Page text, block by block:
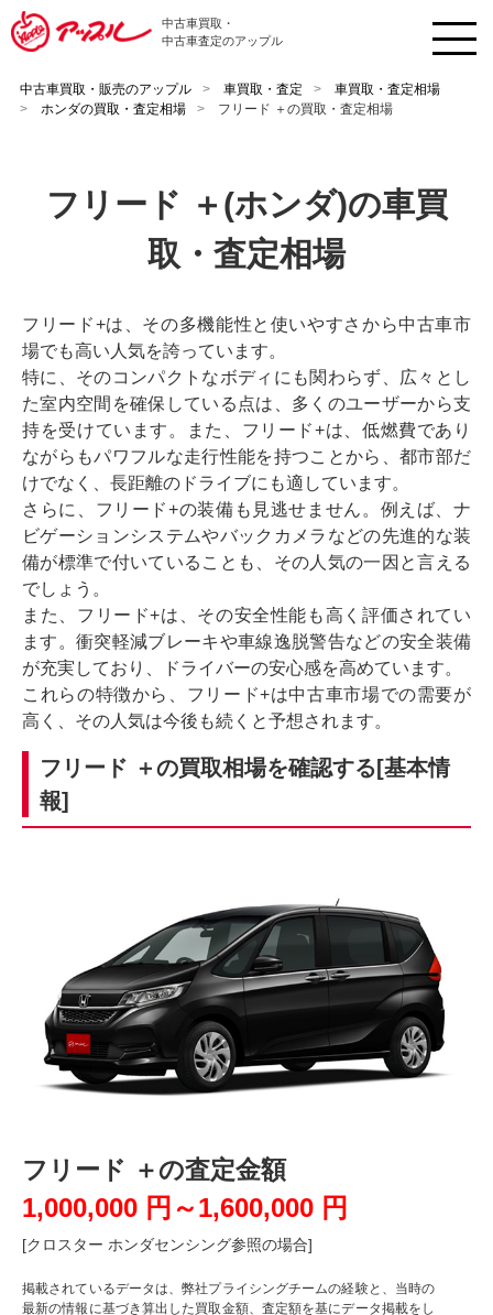
中古車買取・
中古車査定のアップル
中古車買取・販売のアップル 車買取・査定
車買取・査定相場
ホンダの買取・査定相場
フリード ＋の買取・査定相場
フリード ＋(ホンダ)の車買
取・査定相場
フリード+は、その多機能性と使いやすさから中古車市
場でも高い人気を誇っています。
特に、そのコンパクトなボディにも関わらず、広々とし
た室内空間を確保している点は、多くのユーザーから支
持を受けています。また、フリード+は、低燃費であり
ながらもパワフルな走行性能を持つことから、都市部だ
けでなく、長距離のドライブにも適しています。
さらに、フリード+の装備も見逃せません。例えば、ナ
ビゲーションシステムやバックカメラなどの先進的な装
備が標準で付いていることも、その人気の一因と言える
でしょう。
また、フリード+は、その安全性能も高く評価されてい
ます。衝突軽減ブレーキや車線逸脱警告などの安全装備
が充実しており、ドライバーの安心感を高めています。
これらの特徴から、フリード+は中古車市場での需要が
高く、その人気は今後も続くと予想されます。
フリード ＋の買取相場を確認する[基本情
報]
フリード ＋の査定金額
1,000,000 円～1,600,000 円
[クロスター ホンダセンシング参照の場合]
掲載されているデータは、弊社プライシングチームの経験と、当時の
最新の情報に基づき算出した買取金額、査定額を基にデータ掲載をし